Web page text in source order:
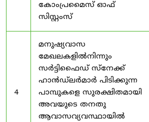
കോംപ്രമൈസ് ഓഫ്
സിസ്റ്റംസ്
4
മനുഷ്യവാസ
മേഖലകളിൽനിന്നും
സർട്ടിഫൈഡ് സ്നേക്ക്
ഹാൻഡ്‌ലർമാർ പിടിക്കുന്ന
പാമ്പുകളെ സുരക്ഷിതമായി
അവയുടെ തനതു
ആവാസവ്യവസ്ഥായിൽ